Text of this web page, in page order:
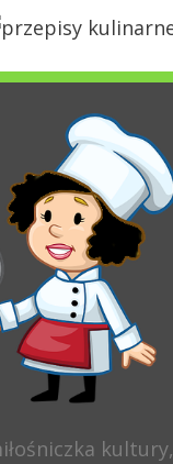
kultury,